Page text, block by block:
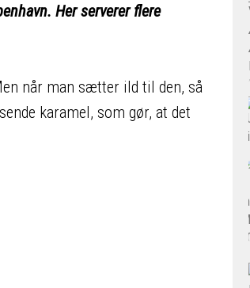
Her serverer flere
når man sætter ild til den, så
karamel, som gør, at det